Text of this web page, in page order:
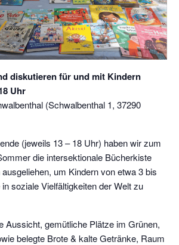
diskutieren für und mit Kindern
Uhr
(Schwalbenthal 1, 37290
(jeweils 13 – 18 Uhr) haben wir zum
die intersektionale Bücherkiste
um Kindern von etwa 3 bis
soziale Vielfältigkeiten der Welt zu
Aussicht, gemütliche Plätze im Grünen,
belegte Brote & kalte Getränke, Raum